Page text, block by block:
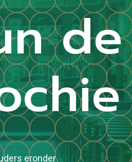
de
eronder